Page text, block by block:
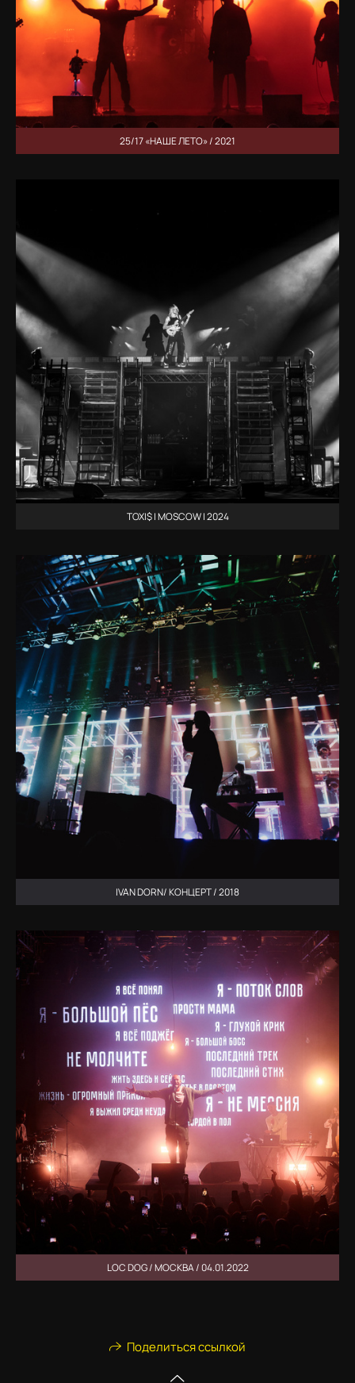
25/17 «НАШЕ ЛЕТО» / 2021
TOXI$ | MOSCOW | 2024
IVAN DORN/ КОНЦЕРТ / 2018
LOC DOG / МОСКВА / 04.01.2022
Поделиться ссылкой